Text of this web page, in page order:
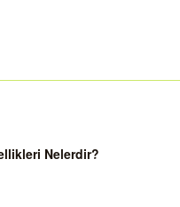
Nelerdir?